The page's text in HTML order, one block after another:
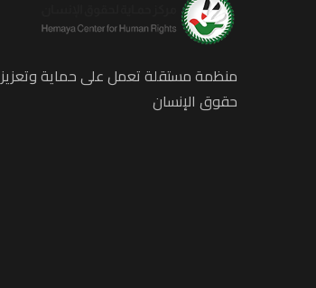
منظمة مستقلة تعمل على حماية وتعزيز
حقوق الإنسان